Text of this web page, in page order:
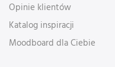
Opinie klientów
Katalog inspiracji
Moodboard dla Ciebie